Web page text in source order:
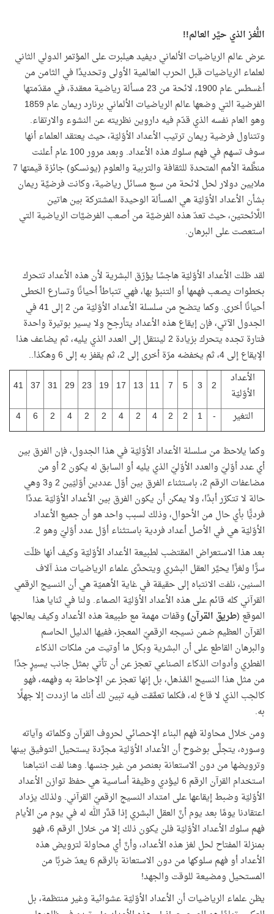
اللُّغز الذي حيَّر العالم!!
عرض عالم الرياضيات الألماني ديفيد هيلبرت على المؤتمر الدولي الثاني
لعلماء الرياضيات قبل الحرب العالمية الأولى وتحديدًا في الثامن من
أغسطس عام 1900، لائحة من 23 مسألة رياضية معقدة، في مقدّمتها
الفرضية التي وضعها عالم الرياضيات الألماني برنارد ريمان عام 1859
وهو العام نفسه الذي قدّم فيه داروين نظريته عن النشوء والارتقاء.
وتتناول فرضية ريمان ترتيب الأعداد الأوّليّة، حيث يعتقد العلماء أنها
سوف تسهم في فهم سلوك هذه الأعداد. وبعد مرور 100 عام أعلنت
منظَّمة الأمم المتحدة للثقافة والتربية والعلوم (يونسكو) جائزة قيمتها 7
ملايين دولار لحل لائحة من سبع مسائل رياضية، وكانت فرضيِّة ريمان
بشأن الأعداد الأوّليّة هي المسألة الوحيدة المشتركة بين هاتين
اللَّائحتين، حيث تعدّ هذه الفرضيَّة من أصعب الفرضيَّات الرياضية التي
استعصت على البرهان.
لقد ظلت الأعداد الأوّليّة هاجسًا يؤرّق البشرية لأن هذه الأعداد تتحرك
بخطوات يصعب فهمها أو التنبؤ بها، فهي تتباطأ أحيانًا وتسارع الخطى
أحيانًا أخرى. وكما يتضح من سلسلة الأعداد الأوّليّة من 2 إلى 41 في
الجدول الآتي، فإن إيقاع هذه الأعداد يتأرجح ولا يسير بوتيرة واحدة
فتارة تجده يتحرك بزيادة 2 لينتقل إلى العدد الذي يليه، ثم يضاعف هذا
الإيقاع إلى 4، ثم يخفضه مرّة أخرى إلى 2، ثم يقفز به إلى 6 وهكذا..
الأعداد
الأوّليّة
2
3
5
7
11
13
17
19
23
29
31
37
41
التغير
-
1
2
2
4
2
4
2
2
4
2
6
4
وكما يلاحظ من سلسلة الأعداد الأوّليّة في هذا الجدول، فإن الفرق بين
أي عدد أوّليّ والعدد الأوّليّ الذي يليه أو السابق له يكون 2 أو من
مضاعفات الرقم 2، باستثناء الفرق بين أوّل عددين أوّليّين 2 و3 وهي
حالة لا تتكرّر أبدًا، ولا يمكن أن يكون الفرق بين الأعداد الأوّليّة عددًا
فرديًّا بأي حال من الأحوال، وذلك لسبب واحد هو أن جميع الأعداد
الأوّليّة هي في الأصل أعداد فردية باستثناء أوّل عدد أوّليّ وهو 2.
بعد هذا الاستعراض المقتضب لطبيعة الأعداد الأوّليّة وكيف أنها ظلّت
سرًّا ولغزًا يحيِّر العقل البشري ويتحدَّى علماء الرياضيات منذ آلاف
السنين، نلفت الانتباه إلى حقيقة في غاية الأهميّة هي أن النسيج الرقمي
القرآني كله قائم على هذه الأعداد الأوّليّة الصماء. ولنا في ثنايا هذا
الموقع (طريق القرآن)وقفات مهمة مع طبيعة هذه الأعداد وكيف يعالجها
القرآن العظيم ضمن نسيجه الرقميّ المعجز، ففيها الدليل الحاسم
والبرهان القاطع على أن البشرية وبكل ما أوتيت من ملكات الذكاء
الفطري وأدوات الذكاء الصناعي تعجز عن أن تأتي بمثل جانب يسيرٍ جدًا
من مثل هذا النسيج المُذهل، بل إنها تعجز عن الإحاطة به وفهمه، فهو
كالجب الذي لا قاع له، فكلما تعمَّقت فيه تبين لك أنك ما ازددت إلا جهلًا
به.
ومن خلال محاولة فهم البناء الإحصائي لحروف القرآن وكلماته وآياته
وسوره، يتجلَّى بوضوح أن الأعداد الأوّليّة مجرَّدة يستحيل التوفيق بينها
وترويضها من دون الاستعانة بعنصر من غير جنسها. وهنا لفت انتباهنا
استخدام القرآن الرقم 6 ليؤدي وظيفة أساسية هي حفظ توازن الأعداد
الأوّليّة وضبط إيقاعها على امتداد النسيج الرقميّ القرآني. ولذلك يزداد
اعتقادنا يومًا بعد يوم أنَّ العقل البشري إذا قدَّر الله له في يوم من الأيام
فهم سلوك الأعداد الأوّليّة فلن يكون ذلك إلا من خلال الرقم 6، فهو
بمنزلة المفتاح لحل لغز هذه الأعداد، وأنَّ أي محاولة لترويض هذه
الأعداد أو فهم سلوكها من دون الاستعانة بالرقم 6 يعدّ ضربًا من
المستحيل ومضيعة للوقت والجهد!
يظن علماء الرياضيات أن الأعداد الأوّليّة عشوائية وغير منتظمة، بل